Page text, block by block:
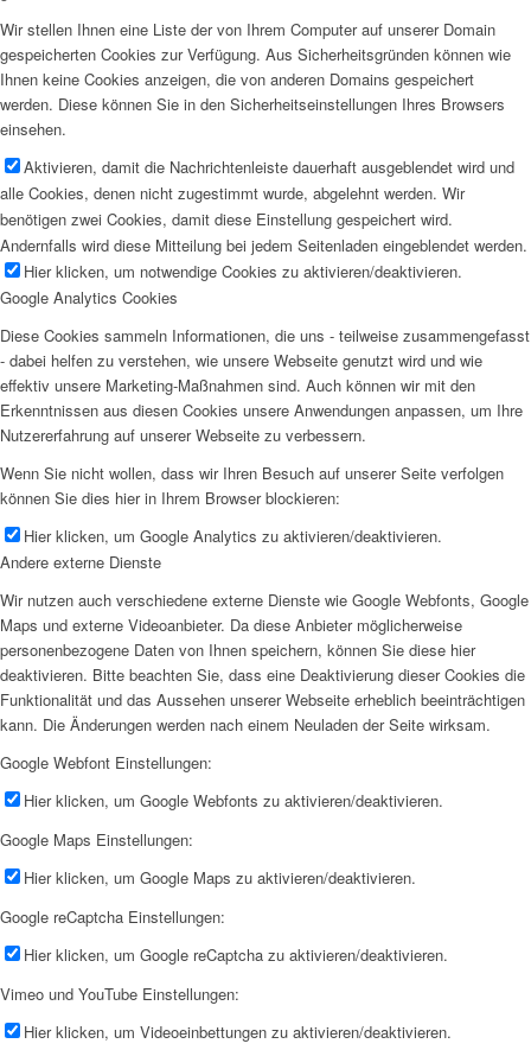
Wir stellen Ihnen eine Liste der von Ihrem Computer auf unserer Domain
gespeicherten Cookies zur Verfügung. Aus Sicherheitsgründen können wie
Ihnen keine Cookies anzeigen, die von anderen Domains gespeichert
werden. Diese können Sie in den Sicherheitseinstellungen Ihres Browsers
einsehen.
Aktivieren, damit die Nachrichtenleiste dauerhaft ausgeblendet wird und
alle Cookies, denen nicht zugestimmt wurde, abgelehnt werden. Wir
benötigen zwei Cookies, damit diese Einstellung gespeichert wird.
Andernfalls wird diese Mitteilung bei jedem Seitenladen eingeblendet werden.
Hier klicken, um notwendige Cookies zu aktivieren/deaktivieren.
Google Analytics Cookies
Diese Cookies sammeln Informationen, die uns - teilweise zusammengefasst
- dabei helfen zu verstehen, wie unsere Webseite genutzt wird und wie
effektiv unsere Marketing-Maßnahmen sind. Auch können wir mit den
Erkenntnissen aus diesen Cookies unsere Anwendungen anpassen, um Ihre
Nutzererfahrung auf unserer Webseite zu verbessern.
Wenn Sie nicht wollen, dass wir Ihren Besuch auf unserer Seite verfolgen
können Sie dies hier in Ihrem Browser blockieren:
Hier klicken, um Google Analytics zu aktivieren/deaktivieren.
Andere externe Dienste
Wir nutzen auch verschiedene externe Dienste wie Google Webfonts, Google
Maps und externe Videoanbieter. Da diese Anbieter möglicherweise
personenbezogene Daten von Ihnen speichern, können Sie diese hier
deaktivieren. Bitte beachten Sie, dass eine Deaktivierung dieser Cookies die
Funktionalität und das Aussehen unserer Webseite erheblich beeinträchtigen
kann. Die Änderungen werden nach einem Neuladen der Seite wirksam.
Google Webfont Einstellungen:
Hier klicken, um Google Webfonts zu aktivieren/deaktivieren.
Google Maps Einstellungen:
Hier klicken, um Google Maps zu aktivieren/deaktivieren.
Google reCaptcha Einstellungen:
Hier klicken, um Google reCaptcha zu aktivieren/deaktivieren.
Vimeo und YouTube Einstellungen:
Hier klicken, um Videoeinbettungen zu aktivieren/deaktivieren.